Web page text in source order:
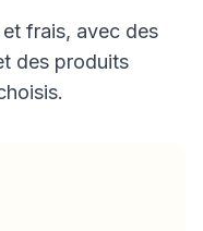
frais, avec des
des produits